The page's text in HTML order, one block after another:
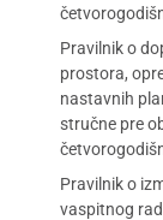
Pravilnik o
prostora,
nastavnih
stručne pre
Pravilnik o
vaspitnog